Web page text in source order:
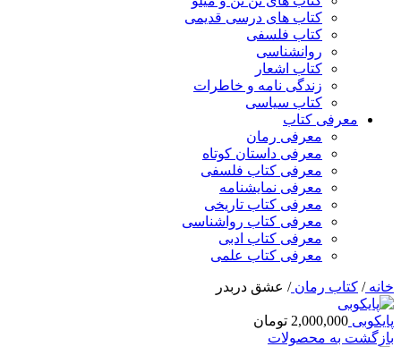
کتاب های درسی قدیمی
کتاب فلسفی
روانشناسی
کتاب اشعار
زندگی نامه و خاطرات
کتاب سیاسی
معرفی کتاب
معرفی رمان
معرفی داستان کوتاه
معرفی کتاب فلسفی
معرفی نمایشنامه
معرفی کتاب تاریخی
معرفی کتاب رواشناسی
معرفی کتاب ادبی
معرفی کتاب علمی
خانه/ کتاب رمان/ عشق دربدر
پایکوبی 2,000,000 تومان
بازگشت به محصولات